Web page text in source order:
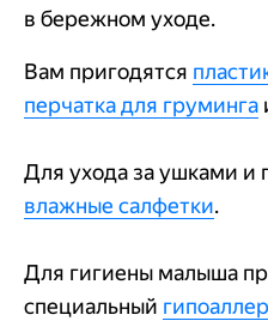
в бережном уходе.
Вам пригодятся
перчатка для груминга
Для ухода за ушками и
влажные салфетки.
Для гигиены малыша
специальный